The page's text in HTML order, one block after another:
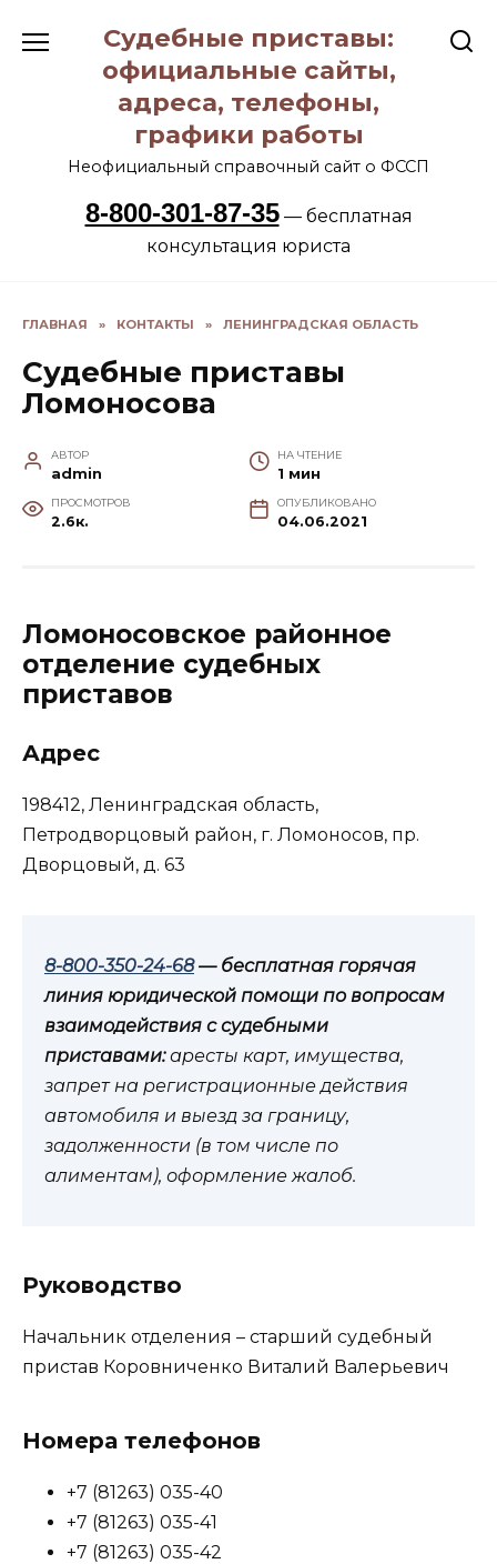
содержанию
Судебные приставы:
официальные сайты,
адреса, телефоны,
графики работы
Неофициальный справочный сайт о ФССП
8-800-301-87-35— бесплатная
консультация юриста
ГЛАВНАЯ » КОНТАКТЫ » ЛЕНИНГРАДСКАЯ ОБЛАСТЬ
Судебные приставы
Ломоносова
АВТОР
admin
НА ЧТЕНИЕ
1 мин
ПРОСМОТРОВ
2.6к.
ОПУБЛИКОВАНО
04.06.2021
Ломоносовское районное
отделение судебных
приставов
Адрес
198412, Ленинградская область,
Петродворцовый район, г. Ломоносов, пр.
Дворцовый, д. 63
8-800-350-24-68— бесплатная горячая
линия юридической помощи по вопросам
взаимодействия с судебными
приставами:аресты карт, имущества,
запрет на регистрационные действия
автомобиля и выезд за границу,
задолженности (в том числе по
алиментам), оформление жалоб.
Руководство
Начальник отделения – старший судебный
пристав Коровниченко Виталий Валерьевич
Номера телефонов
+7 (81263) 035-40
+7 (81263) 035-41
+7 (81263) 035-42